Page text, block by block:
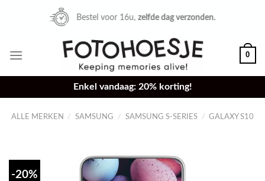
Bestel voor 16u, zelfde dag verzonden.
0
Enkel vandaag: 20% korting!
ALLE MERKEN / SAMSUNG / SAMSUNG S-SERIES / GALAXY S10
-20%